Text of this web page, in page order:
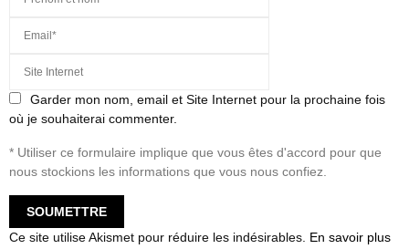
Garder mon nom, email et Site Internet pour la prochaine fois
où je souhaiterai commenter.
* Utiliser ce formulaire implique que vous êtes d'accord pour que
nous stockions les informations que vous nous confiez.
Ce site utilise Akismet pour réduire les indésirables. En savoir plus